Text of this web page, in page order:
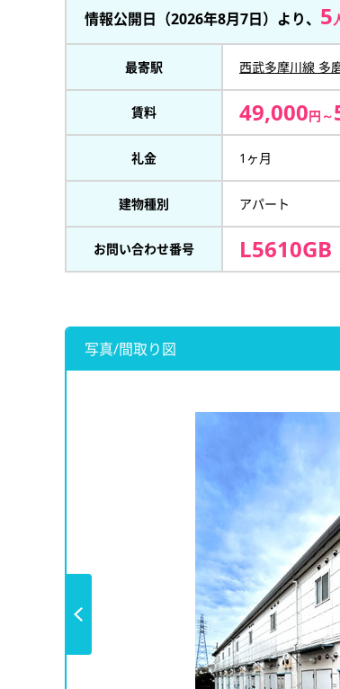
情報公開日（2026年8月7日）より、 5
最寄駅 西武多摩川線 多
賃料 49,000円～
礼金 1ヶ月
建物種別 アパート
お問い合わせ番号 L5610GB
写真/間取り図